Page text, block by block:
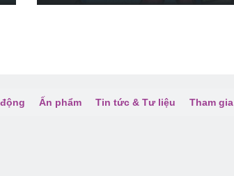
Ấn phẩm Tin tức & Tư liệu Tham gia